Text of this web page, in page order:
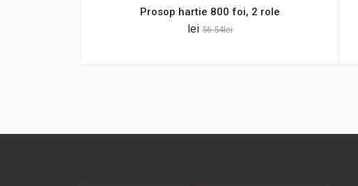
Prosop hartie 800 foi, 2 role
lei 56.54lei